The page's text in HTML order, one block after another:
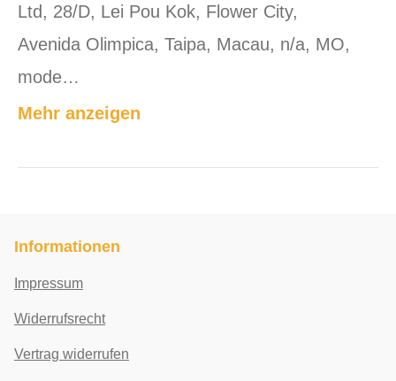
Ltd, 28/D, Lei Pou Kok, Flower City,
Avenida Olimpica, Taipa, Macau, n/a, MO,
mode…
Mehr anzeigen
Informationen
Impressum
Widerrufsrecht
Vertrag widerrufen